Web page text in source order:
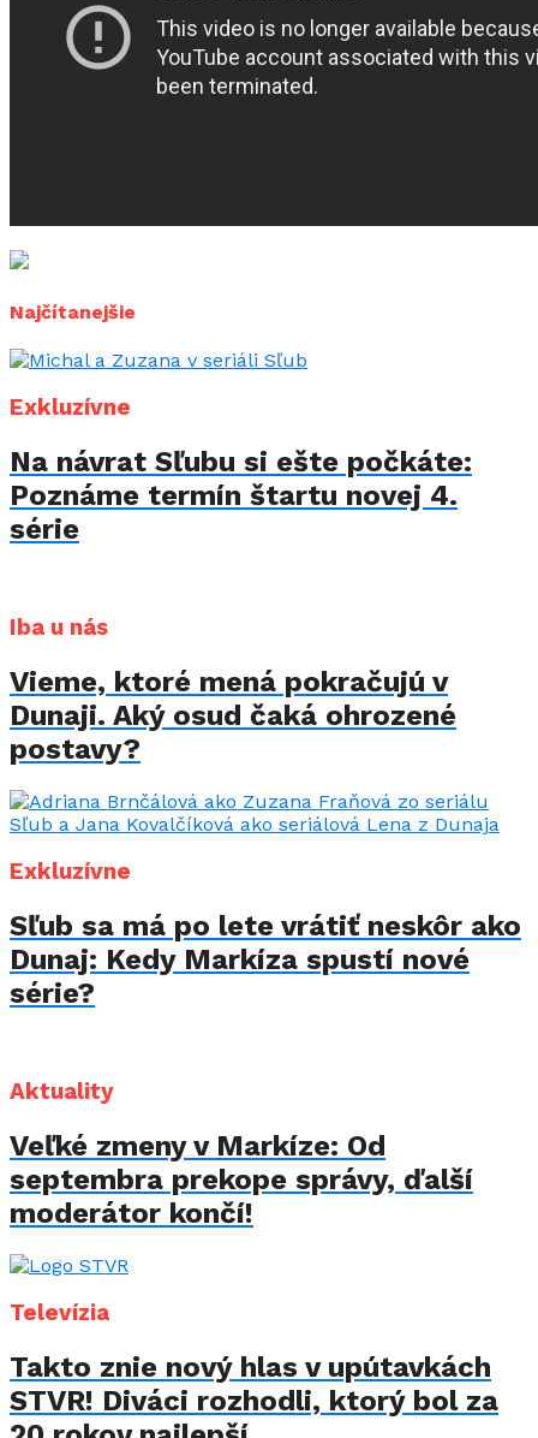
Najčítanejšie
Exkluzívne
Na návrat Sľubu si ešte počkáte:
Poznáme termín štartu novej 4.
série
Iba u nás
Vieme, ktoré mená pokračujú v
Dunaji. Aký osud čaká ohrozené
postavy?
Exkluzívne
Sľub sa má po lete vrátiť neskôr ako
Dunaj: Kedy Markíza spustí nové
série?
Aktuality
Veľké zmeny v Markíze: Od
septembra prekope správy, ďalší
moderátor končí!
Televízia
Takto znie nový hlas v upútavkách
STVR! Diváci rozhodli, ktorý bol za